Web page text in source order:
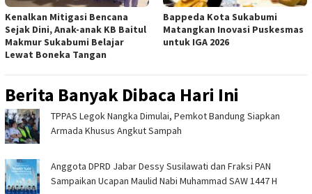
Kenalkan Mitigasi Bencana
Sejak Dini, Anak-anak KB Baitul
Makmur Sukabumi Belajar
Lewat Boneka Tangan
Bappeda Kota Sukabumi
Matangkan Inovasi Puskesmas
untuk IGA 2026
Berita Banyak Dibaca Hari Ini
TPPAS Legok Nangka Dimulai, Pemkot Bandung Siapkan
Armada Khusus Angkut Sampah
Anggota DPRD Jabar Dessy Susilawati dan Fraksi PAN
Sampaikan Ucapan Maulid Nabi Muhammad SAW 1447 H